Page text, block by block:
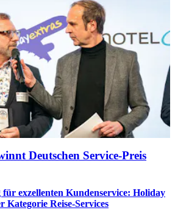
Deutschen Service-Preis
exzellenten Kundenservice: Holiday
Kategorie Reise-Services